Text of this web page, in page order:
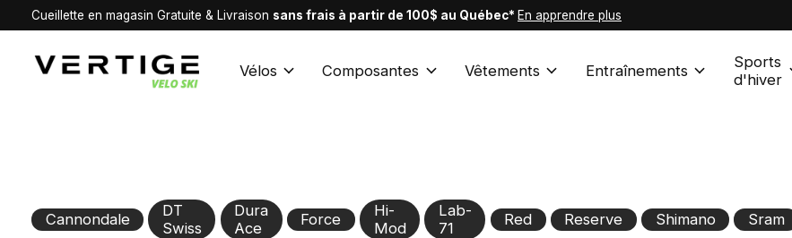
Cueillette en magasin Gratuite & Livraison sans frais à partir de 100$ au Québec* En apprendre plus
Vélos Composantes Vêtements Entraînements
Sports
d'hiver
Cannondale
DT
Swiss
Dura
Ace
Force
Hi-
Mod
Lab-
71
Red Reserve Shimano Sram